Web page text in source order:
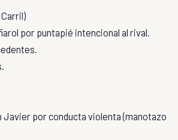
por puntapié intencional al rival.
Javier por conducta violenta (manotazo